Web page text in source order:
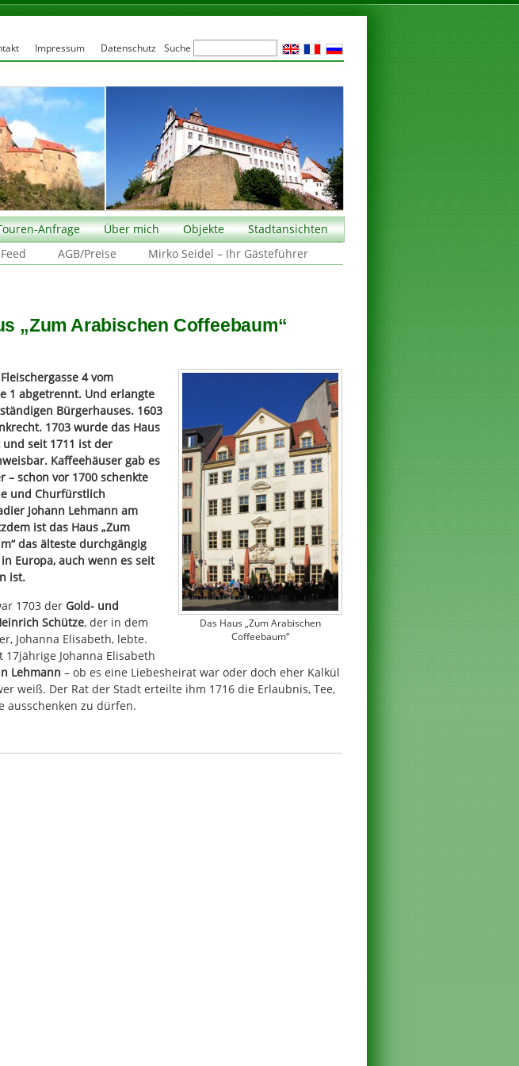
Anfrage Über mich Objekte
Stadtansichten
AGB/Preise Mirko Seidel – Ihr Gästeführer
„Zum Arabischen Coffeebaum“
Das Haus „Zum Arabischen
Coffeebaum“
4 vom
1 abgetrennt. Und erlangte
Bürgerhauses. 1603
1703 wurde das Haus
seit 1711 ist der
Kaffeehäuser gab es
– schon vor 1700 schenkte
und Churfürstlich
Johann Lehmann am
ist das Haus „Zum
das älteste durchgängig
Europa, auch wenn es seit
ist.
1703 der Gold- und
Schütze, der in dem
Johanna Elisabeth, lebte.
Johanna Elisabeth
Lehmann – ob es eine Liebesheirat war oder doch eher Kalkül
weiß. Der Rat der Stadt erteilte ihm 1716 die Erlaubnis, Tee,
ausschenken zu dürfen.
Impressum Datenschutz Suche